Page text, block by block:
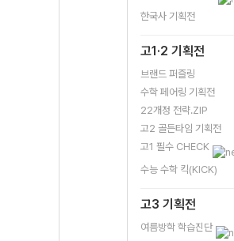
한국사 기획전
고1·2 기획전
브랜드 퍼즐링
수학 페어링 기획전
22개정 전략.ZIP
고2 골든타임 기획전
고1 필수 CHECK
수능 수학 킥(KICK)
고3 기획전
여름방학 학습진단